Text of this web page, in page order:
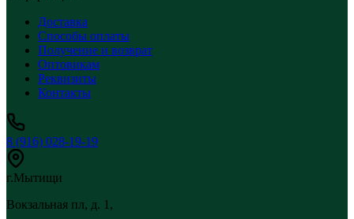
Доставка
Способы оплаты
Получение и возврат
Оптовикам
Реквизиты
Контакты
8 (916) 028-19-19
г.Мытищи
Вокзальная пл, д. 1,